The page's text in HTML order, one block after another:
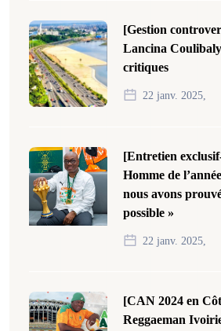
[Gestion
Lancina
critiques
22 janv. 2025,
[Entretien
Homme de
nous avons
possible »
22 janv. 2025,
[CAN 2024 en
Reggaeman